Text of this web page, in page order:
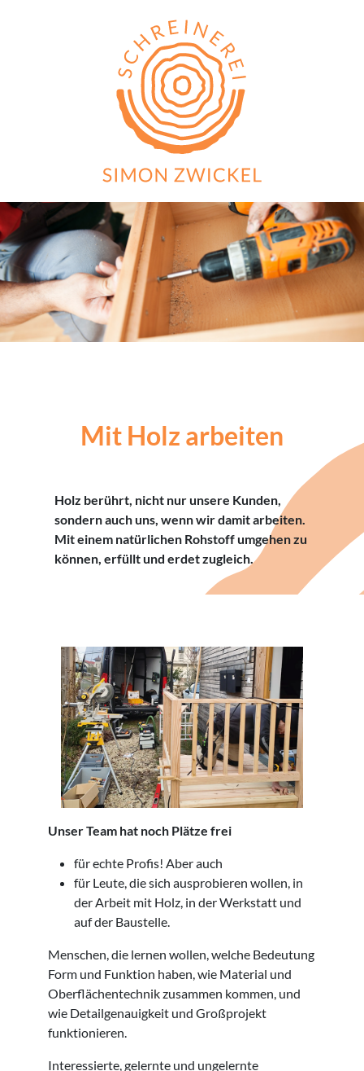
Mit Holz arbeiten
Holz berührt, nicht nur unsere Kunden,
sondern auch uns, wenn wir damit arbeiten.
Mit einem natürlichen Rohstoff umgehen zu
können, erfüllt und erdet zugleich.
Unser Team hat noch Plätze frei
für echte Profis! Aber auch
für Leute, die sich ausprobieren wollen, in
der Arbeit mit Holz, in der Werkstatt und
auf der Baustelle.
Menschen, die lernen wollen, welche Bedeutung
Form und Funktion haben, wie Material und
Oberflächentechnik zusammen kommen, und
wie Detailgenauigkeit und Großprojekt
funktionieren.
Interessierte, gelernte und ungelernte